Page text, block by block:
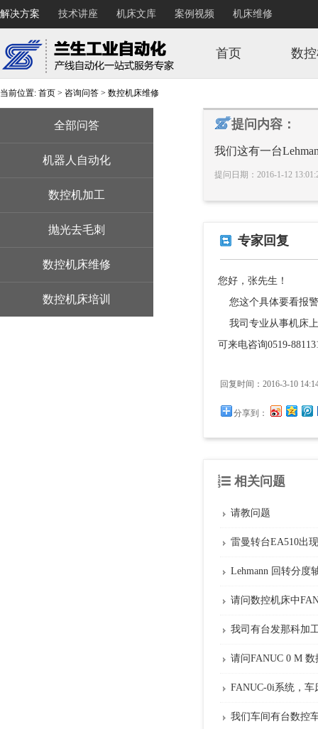
解决方案 技术讲座 机床文库 案例视频 机床维修
首页 数
当前位置: 首页 > 咨询问答 > 数控机床维修
全部问答
机器人自动化
数控机加工
抛光去毛刺
数控机床维修
数控机床培训
提问内容：
我们这有一台
提问日期：2016-1-12
专家回复
您好，张先生！
您这个具体要看报警
我司专业从事机床上
可来电咨询0519-
回复时间：2016-3-10
分享到：
相关问题
请教问题
雷曼转台EA510出
Lehmann 回转分度
请问数控机床中
我司有台发那科加
请问FANUC 0 M
FANUC-0i系统，
我们车间有台数控